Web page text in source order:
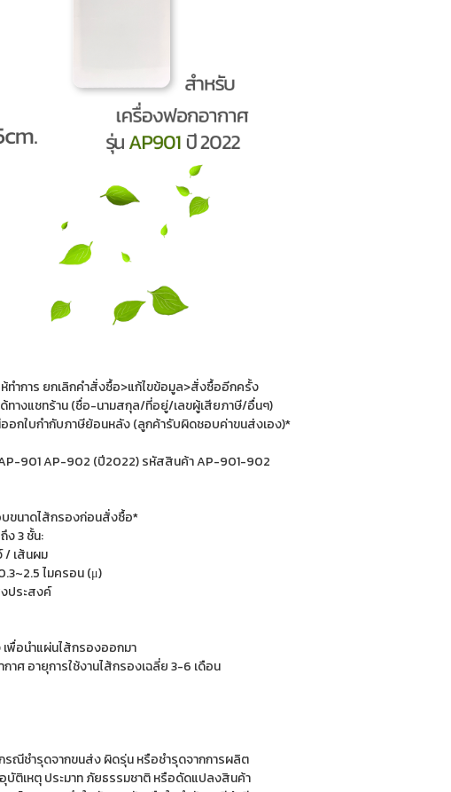
ทำการ ยกเลิกคำสั่งซื้อ>แก้ไขข้อมูล>สั่งซื้ออีกครั้ง
ทางแชทร้าน (ชื่อ-นามสกุล/ที่อยู่/เลขผู้เสียภาษี/อื่นๆ)
กใบกำกับภาษีย้อนหลัง (ลูกค้ารับผิดชอบค่าขนส่งเอง)*
901 AP-902 (ปี2022) รหัสสินค้า AP-901-902
ขนาดไส้กรองก่อนสั่งซื้อ*
ง 3 ชั้น:
/ เส้นผม
ไมครอน (μ)
ประสงค์
พื่อนำแผ่นไส้กรองออกมา
ศ อายุการใช้งานไส้กรองเฉลี่ย 3-6 เดือน
รณีชำรุดจากขนส่ง ผิดรุ่น หรือชำรุดจากการผลิต
บัติเหตุ ประมาท ภัยธรรมชาติ หรือดัดแปลงสินค้า